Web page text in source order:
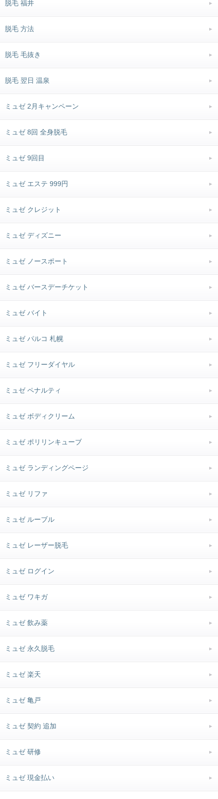
脱毛 福井
脱毛 方法
脱毛 毛抜き
脱毛 翌日 温泉
ミュゼ 2月キャンペーン
ミュゼ 8回 全身脱毛
ミュゼ 9回目
ミュゼ エステ 999円
ミュゼ クレジット
ミュゼ ディズニー
ミュゼ ノースポート
ミュゼ バースデーチケット
ミュゼ バイト
ミュゼ パルコ 札幌
ミュゼ フリーダイヤル
ミュゼ ペナルティ
ミュゼ ボディクリーム
ミュゼ ポリリンキューブ
ミュゼ ランディングページ
ミュゼ リファ
ミュゼ ルーブル
ミュゼ レーザー脱毛
ミュゼ ログイン
ミュゼ ワキガ
ミュゼ 飲み薬
ミュゼ 永久脱毛
ミュゼ 楽天
ミュゼ 亀戸
ミュゼ 契約 追加
ミュゼ 研修
ミュゼ 現金払い